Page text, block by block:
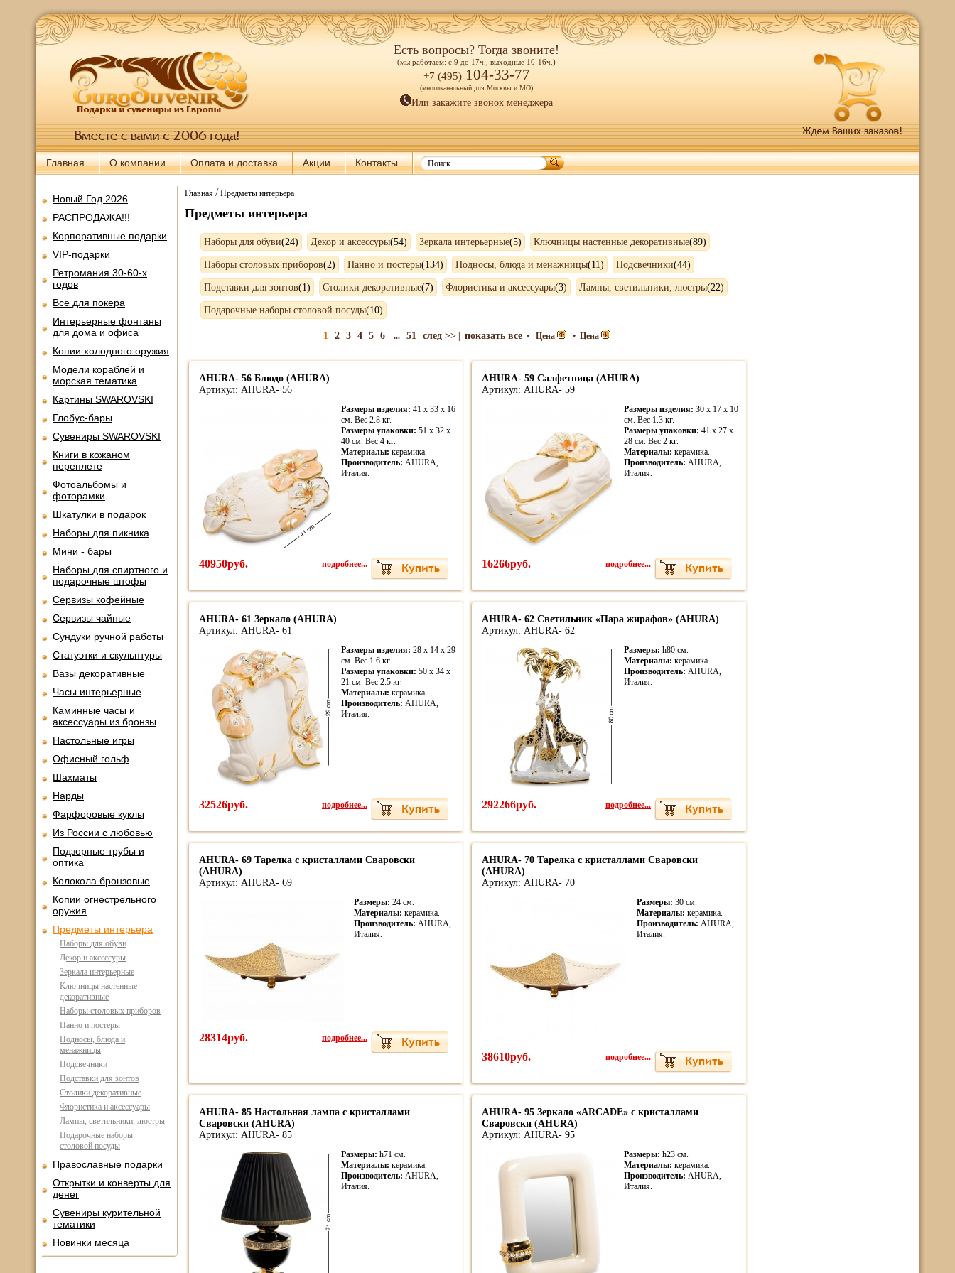
Есть вопросы? Тогда звоните!
(мы работаем: с 9 до 17ч., выходные 10-16ч.)
+7 (495) 104-33-77
(многоканальный для Москвы и МО)
Или закажите звонок менеджера
Главная О компании Оплата и доставка Акции Контакты
Новый Год 2026
РАСПРОДАЖА!!!
Корпоративные подарки
VIP-подарки
Ретромания 30-60-х
годов
Все для покера
Интерьерные фонтаны
для дома и офиса
Копии холодного оружия
Модели кораблей и
морская тематика
Картины SWAROVSKI
Глобус-бары
Сувениры SWAROVSKI
Книги в кожаном
переплете
Фотоальбомы и
фоторамки
Шкатулки в подарок
Наборы для пикника
Мини - бары
Наборы для спиртного и
подарочные штофы
Сервизы кофейные
Сервизы чайные
Сундуки ручной работы
Статуэтки и скульптуры
Вазы декоративные
Часы интерьерные
Каминные часы и
аксессуары из бронзы
Настольные игры
Офисный гольф
Шахматы
Нарды
Фарфоровые куклы
Из России с любовью
Подзорные трубы и
оптика
Колокола бронзовые
Копии огнестрельного
оружия
Предметы интерьера
Наборы для обуви
Декор и аксессуры
Зеркала интерьерные
Ключницы настенные
декоративные
Наборы столовых приборов
Панно и постеры
Подносы, блюда и
менажницы
Подсвечники
Подставки для зонтов
Столики декоративные
Флористика и аксессуары
Лампы, светильники, люстры
Подарочные наборы
столовой посуды
Православные подарки
Открытки и конверты для
денег
Сувениры курительной
тематики
Новинки месяца
Главная/Предметы интерьера
Предметы интерьера
Наборы для обуви(24) Декор и аксессуры(54) Зеркала интерьерные(5) Ключницы настенные декоративные(89)
Наборы столовых приборов(2) Панно и постеры(134) Подносы, блюда и менажницы(11) Подсвечники(44)
Подставки для зонтов(1) Столики декоративные(7) Флористика и аксессуары(3) Лампы, светильники, люстры(22)
Подарочные наборы столовой посуды(10)
1 2 3 4 5 6 ... 51 след >> показать все • Цена • Цена
AHURA- 56 Блюдо (AHURA)
Артикул: AHURA- 56
Размеры изделия: 41 x 33 x 16
см. Вес 2.8 кг.
Размеры упаковки: 51 x 32 x
40 см. Вес 4 кг.
Материалы: керамика.
Производитель: AHURA,
Италия.
40950руб. подробнее...
AHURA- 59 Салфетница (AHURA)
Артикул: AHURA- 59
Размеры изделия: 30 x 17 x 10
см. Вес 1.3 кг.
Размеры упаковки: 41 x 27 x
28 см. Вес 2 кг.
Материалы: керамика.
Производитель: AHURA,
Италия.
16266руб. подробнее...
AHURA- 61 Зеркало (AHURA)
Артикул: AHURA- 61
Размеры изделия: 28 x 14 x 29
см. Вес 1.6 кг.
Размеры упаковки: 50 x 34 x
21 см. Вес 2.5 кг.
Материалы: керамика.
Производитель: AHURA,
Италия.
32526руб. подробнее...
AHURA- 62 Светильник «Пара жирафов» (AHURA)
Артикул: AHURA- 62
Размеры: h80 см.
Материалы: керамика.
Производитель: AHURA,
Италия.
292266руб. подробнее...
AHURA- 69 Тарелка с кристаллами Сваровски
(AHURA)
Артикул: AHURA- 69
Размеры: 24 см.
Материалы: керамика.
Производитель: AHURA,
Италия.
28314руб. подробнее...
AHURA- 70 Тарелка с кристаллами Сваровски
(AHURA)
Артикул: AHURA- 70
Размеры: 30 см.
Материалы: керамика.
Производитель: AHURA,
Италия.
38610руб. подробнее...
AHURA- 85 Настольная лампа с кристаллами
Сваровски (AHURA)
Артикул: AHURA- 85
Размеры: h71 см.
Материалы: керамика.
Производитель: AHURA,
Италия.
AHURA- 95 Зеркало «ARCADE» с кристаллами
Сваровски (AHURA)
Артикул: AHURA- 95
Размеры: h23 см.
Материалы: керамика.
Производитель: AHURA,
Италия.